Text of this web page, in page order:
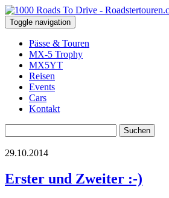
Toggle navigation
Pässe & Touren
MX-5 Trophy
MX5YT
Reisen
Events
Cars
Kontakt
nach:
29.10.2014
Erster und Zweiter :-)